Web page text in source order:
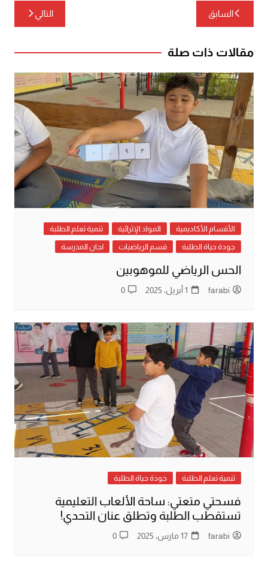
تصفّح
المقالات
السابق التالي
مقالات ذات صلة
الأقسام الأكاديمية المواد الإثرائية
تنمية تعلم الطلبة
جودة حياة الطلبة
قسم الرياضيات لجان المدرسة
الحس الرياضي للموهوبين
farabi 1 أبريل، 2025 0
تنمية تعلم الطلبة جودة حياة الطلبة
فسحتي متعتي: ساحة الألعاب التعليمية
تستقطب الطلبة وتطلق عنان التحدي!
farabi 17 مارس، 2025 0